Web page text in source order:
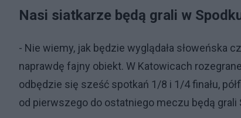
Nasi siatkarze będą grali w
- Nie wiemy, jak będzie wyglądała słoweńska
naprawdę fajny obiekt. W Katowicach
odbędzie się sześć spotkań 1/8 i 1/4 finału,
od pierwszego do ostatniego meczu będą grali